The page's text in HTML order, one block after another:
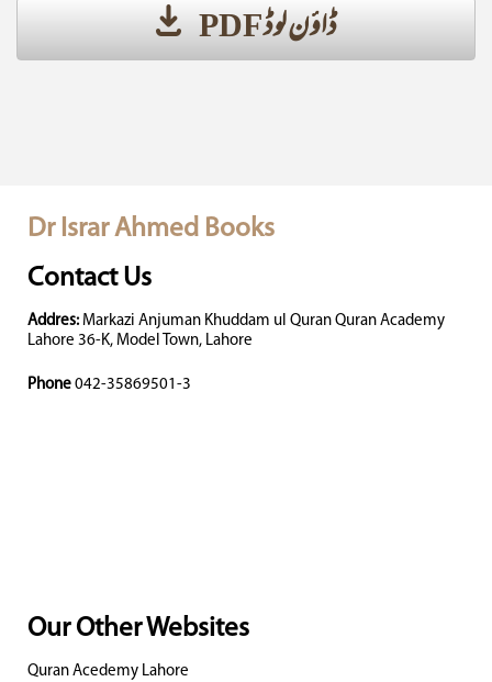
ڈاؤن لوڈ PDF
Dr Israr Ahmed Books
Contact Us
Addres: Markazi Anjuman Khuddam ul Quran Quran Academy
Lahore 36-K, Model Town, Lahore
Phone 042-35869501-3
Our Other Websites
Quran Acedemy Lahore